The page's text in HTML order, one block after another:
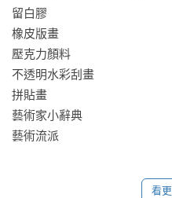
留白膠
橡皮版畫
壓克力顏料
不透明水彩刮畫
拼貼畫
藝術家小辭典
藝術流派
看